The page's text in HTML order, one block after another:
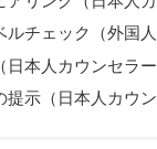
チェック（外国人
本人カウンセラー
示（日本人カウン